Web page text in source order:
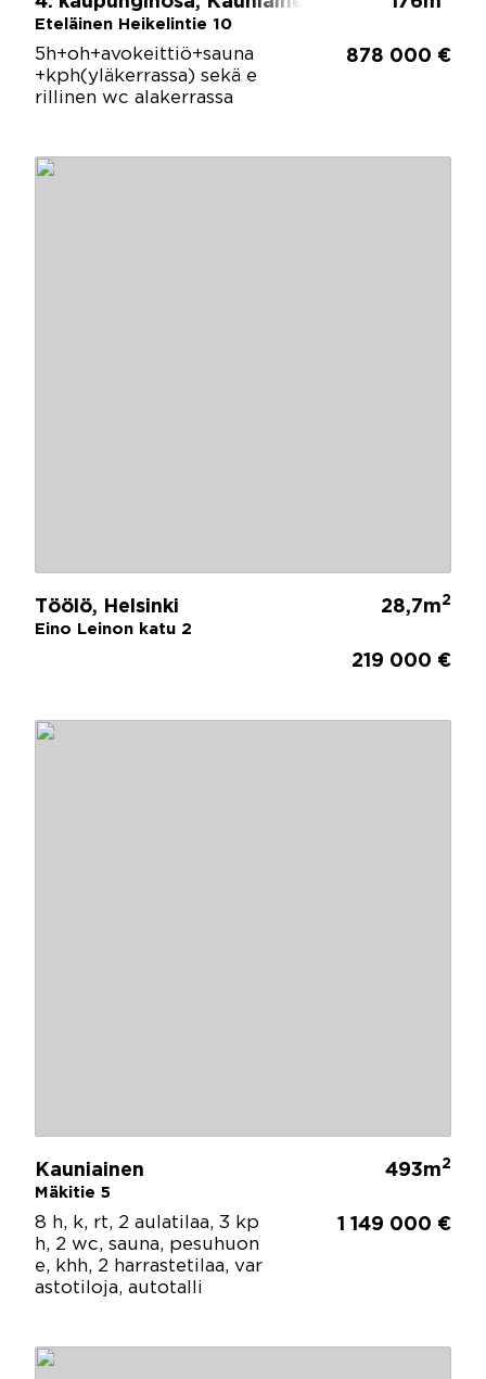
Eteläinen Heikelintie 10
5h+oh+avokeittiö+sauna
+kph(yläkerrassa) sekä e
rillinen wc alakerrassa
878 000 €
Töölö, Helsinki
Eino Leinon katu 2
28,7m2
219 000 €
Kauniainen
Mäkitie 5
493m2
8 h, k, rt, 2 aulatilaa, 3 kp
h, 2 wc, sauna, pesuhuon
e, khh, 2 harrastetilaa, var
astotiloja, autotalli
1 149 000 €